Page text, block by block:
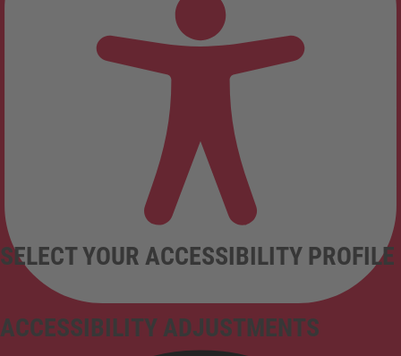
ACCESSIBILITY ADJUSTMENTS
SELECT YOUR ACCESSIBILITY PROFILE